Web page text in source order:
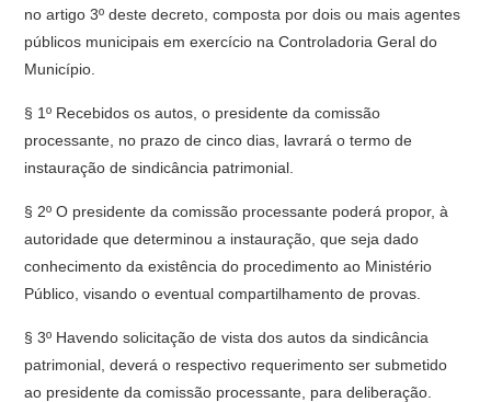
no artigo 3º deste decreto, composta por dois ou mais agentes
públicos municipais em exercício na Controladoria Geral do
Município.
§ 1º Recebidos os autos, o presidente da comissão
processante, no prazo de cinco dias, lavrará o termo de
instauração de sindicância patrimonial.
§ 2º O presidente da comissão processante poderá propor, à
autoridade que determinou a instauração, que seja dado
conhecimento da existência do procedimento ao Ministério
Público, visando o eventual compartilhamento de provas.
§ 3º Havendo solicitação de vista dos autos da sindicância
patrimonial, deverá o respectivo requerimento ser submetido
ao presidente da comissão processante, para deliberação.